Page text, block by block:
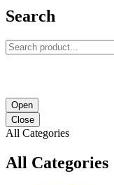
Search
Open
Close
All Categories
All Categories